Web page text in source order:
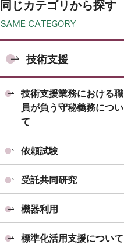
同じカテゴリから探す
技術支援
技術支援業務における職
員が負う守秘義務につい
て
依頼試験
受託共同研究
機器利用
標準化活用支援について